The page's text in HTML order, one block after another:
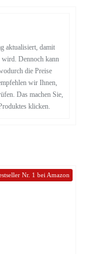
aktualisiert, damit
wird. Dennoch kann
die Preise
wir Ihnen,
Das machen Sie,
klicken.
Nr. 1 bei Amazon